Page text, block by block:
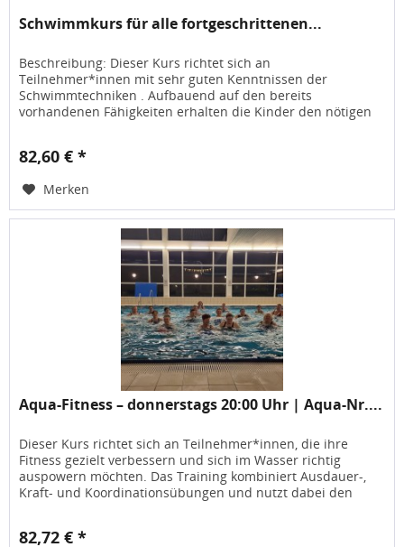
Schwimmkurs für alle fortgeschrittenen...
Beschreibung: Dieser Kurs richtet sich an
Teilnehmer*innen mit sehr guten Kenntnissen der
Schwimmtechniken . Aufbauend auf den bereits
vorhandenen Fähigkeiten erhalten die Kinder den nötigen
82,60 € *
Merken
Aqua-Fitness – donnerstags 20:00 Uhr | Aqua-Nr....
Dieser Kurs richtet sich an Teilnehmer*innen, die ihre
Fitness gezielt verbessern und sich im Wasser richtig
auspowern möchten. Das Training kombiniert Ausdauer-,
Kraft- und Koordinationsübungen und nutzt dabei den
82,72 € *